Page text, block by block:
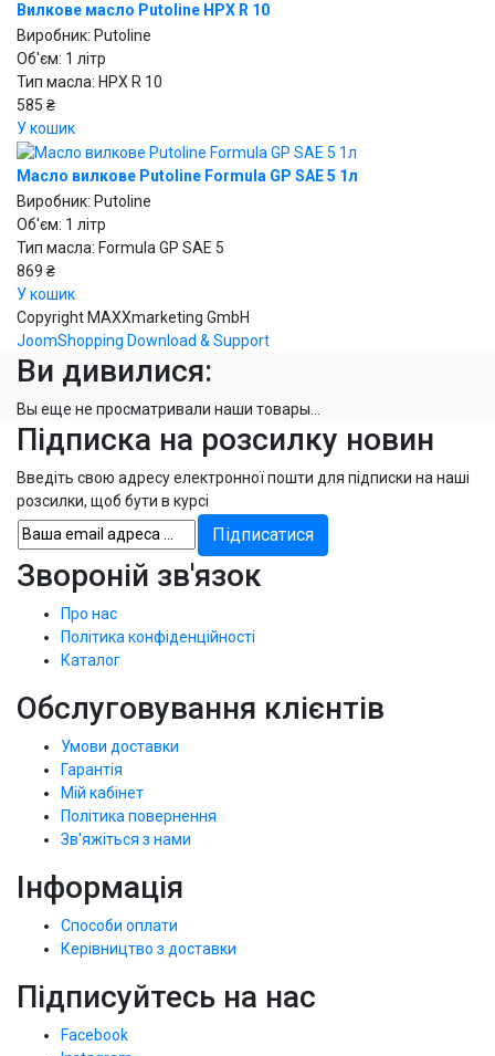
Вилкове масло Putoline HPX R 10
Виробник: Putoline
Об'єм: 1 літр
Тип масла: HPX R 10
585 ₴
У кошик
Масло вилкове Putoline Formula GP SAE 5 1л
Виробник: Putoline
Об'єм: 1 літр
Тип масла: Formula GP SAE 5
869 ₴
У кошик
Copyright MAXXmarketing GmbH
JoomShopping Download & Support
Ви дивилися:
Вы еще не просматривали наши товары...
Підписка на розсилку новин
Введіть свою адресу електронної пошти для підписки на наші
розсилки, щоб бути в курсі
Звороній зв'язок
Про нас
Політика конфіденційності
Каталог
Обслуговування клієнтів
Умови доставки
Гарантія
Мій кабінет
Політика повернення
Зв'яжіться з нами
Інформація
Способи оплати
Керівництво з доставки
Підписуйтесь на нас
Facebook